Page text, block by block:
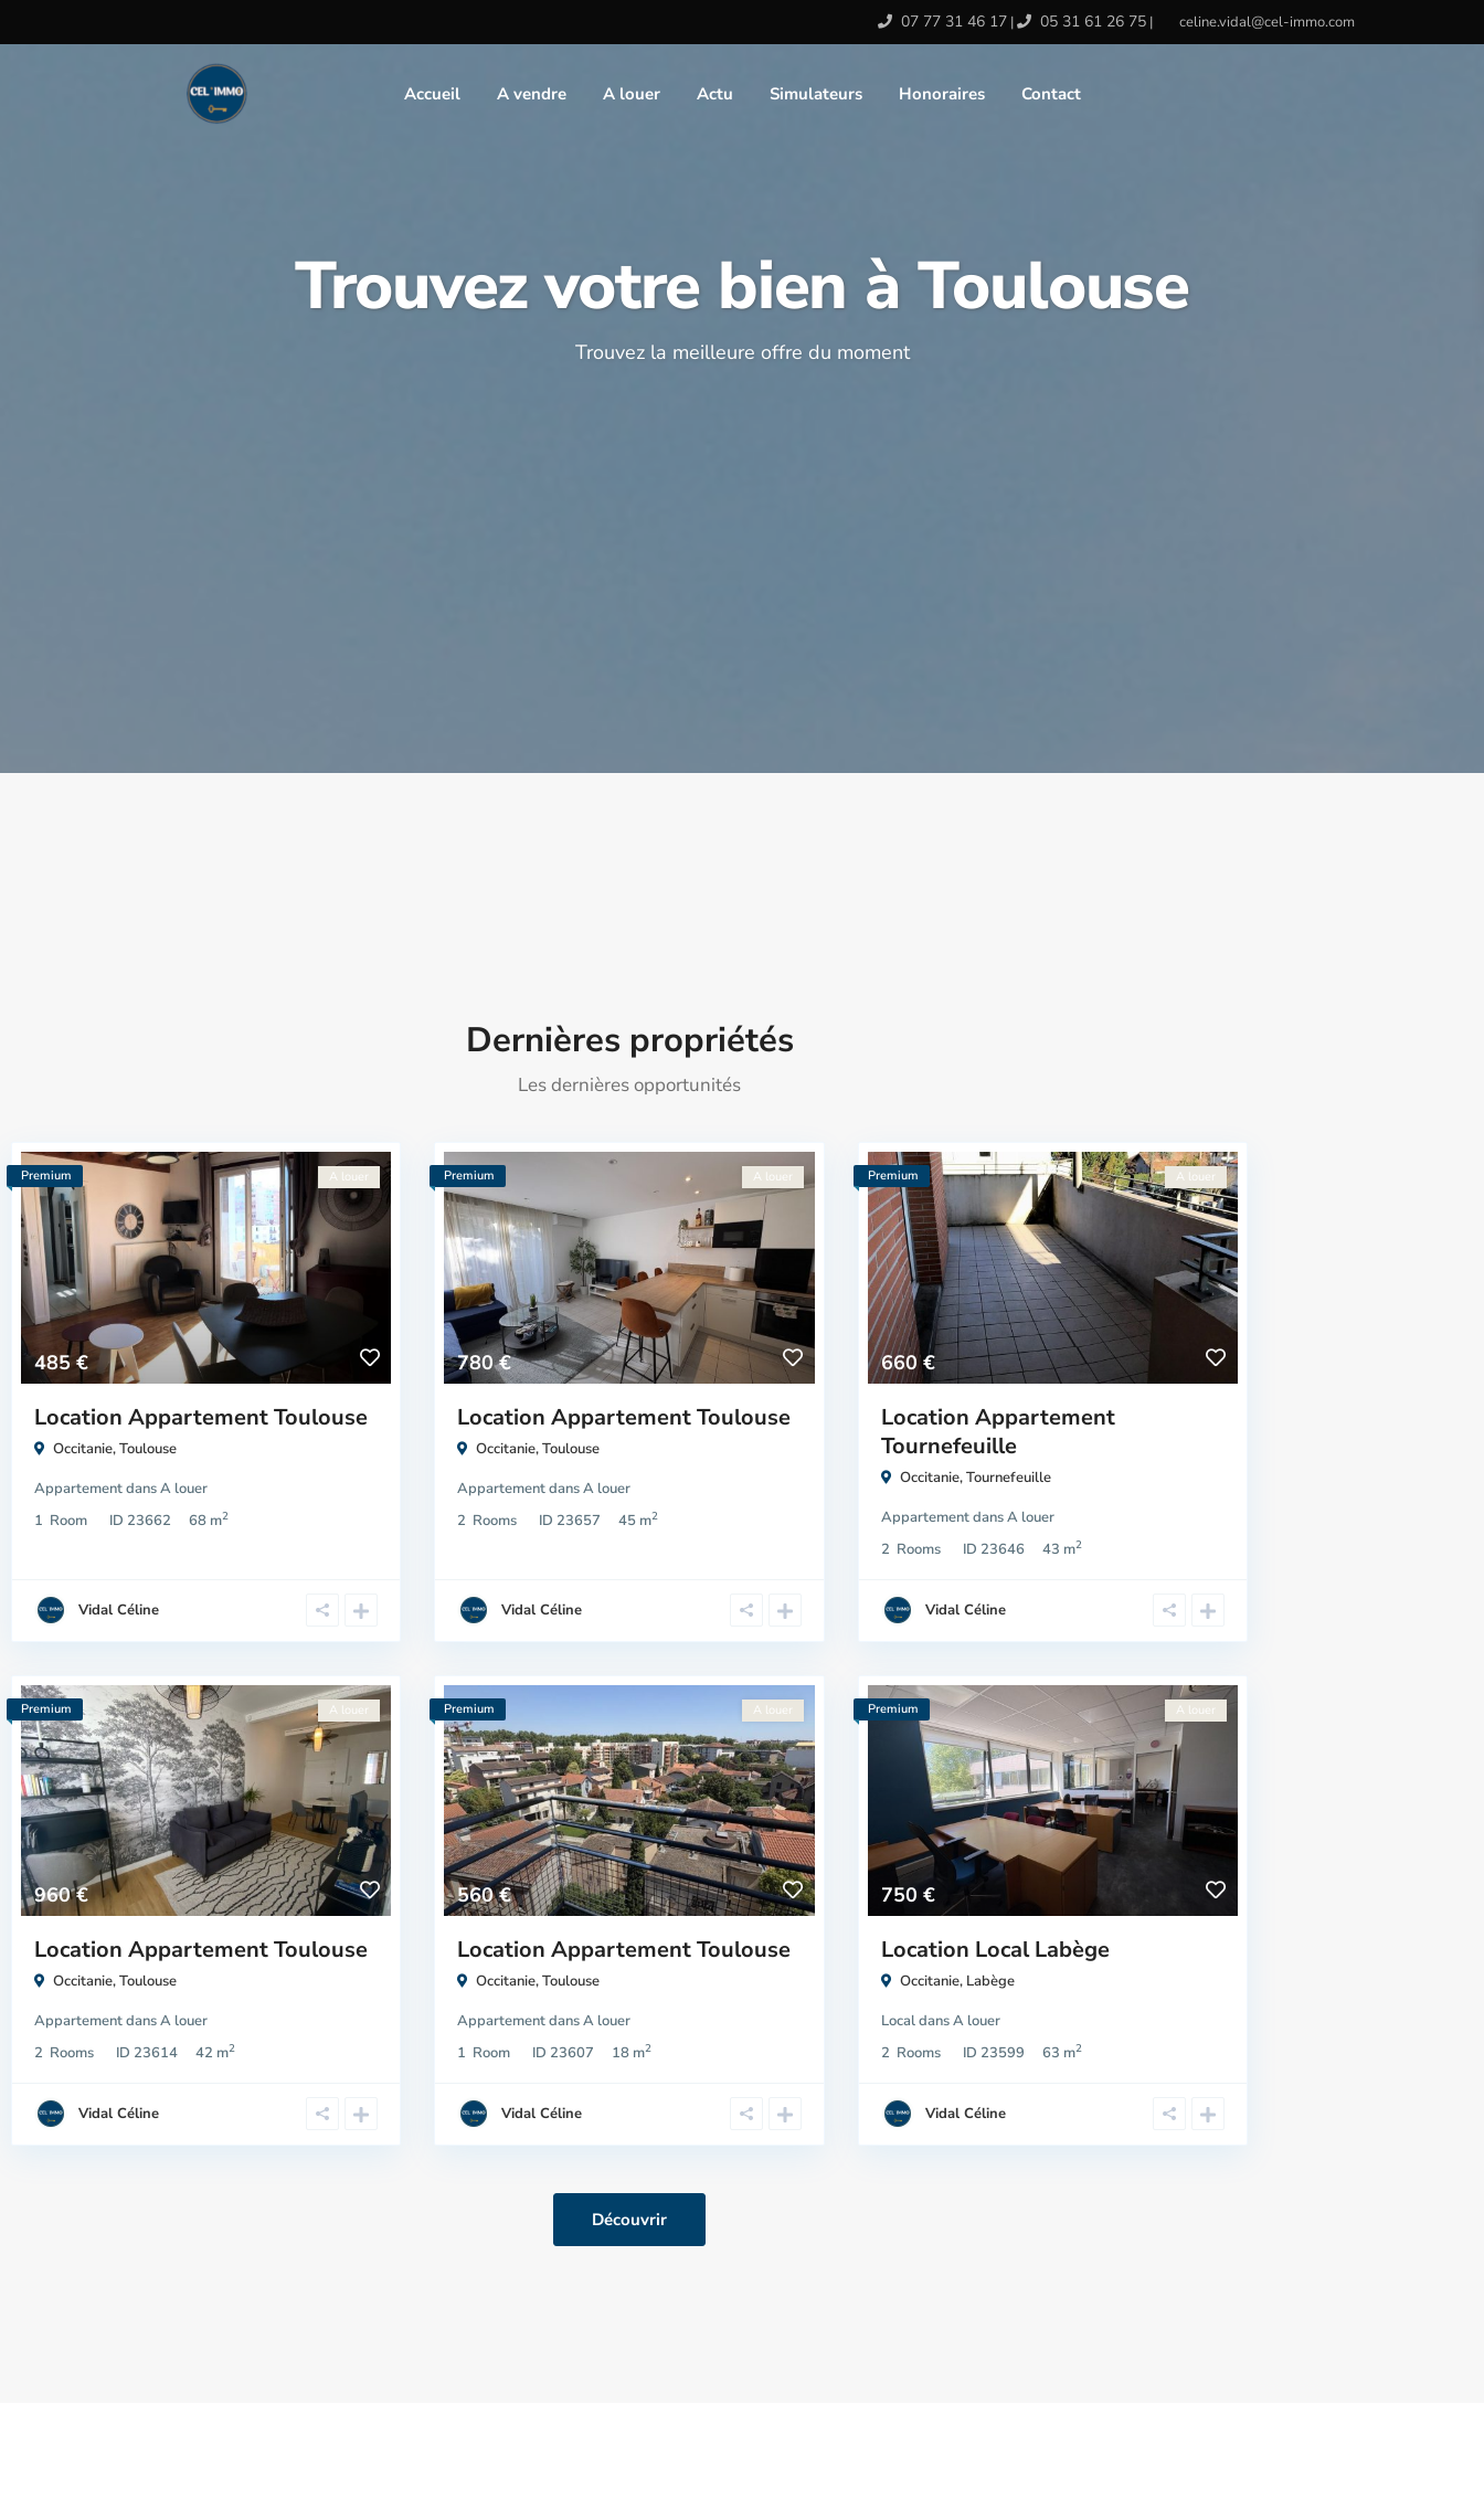
07 77 31 46 17 | 05 31 61 26 75 | celine.vidal@cel-immo.com
Accueil A vendre A louer Actu Simulateurs Honoraires Contact
Trouvez votre bien à Toulouse
Trouvez la meilleure offre du moment
Dernières propriétés
Les dernières opportunités
485 €
A louer
Premium
Location Appartement Toulouse
Occitanie,Toulouse
AppartementdansA louer
1 Room ID 23662 68 m2
Vidal Céline
780 €
A louer
Premium
Location Appartement Toulouse
Occitanie,Toulouse
AppartementdansA louer
2 Rooms ID 23657 45 m2
Vidal Céline
660 €
A louer
Premium
Location Appartement
Tournefeuille
Occitanie,Tournefeuille
AppartementdansA louer
2 Rooms ID 23646 43 m2
Vidal Céline
960 €
A louer
Premium
Location Appartement Toulouse
Occitanie,Toulouse
AppartementdansA louer
2 Rooms ID 23614 42 m2
Vidal Céline
560 €
A louer
Premium
Location Appartement Toulouse
Occitanie,Toulouse
AppartementdansA louer
1 Room ID 23607 18 m2
Vidal Céline
750 €
A louer
Premium
Location Local Labège
Occitanie, Labège
LocaldansA louer
2 Rooms ID 23599 63 m2
Vidal Céline
Découvrir